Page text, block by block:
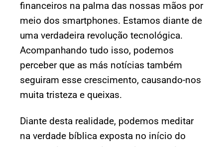
financeiros na palma das nossas mãos por
meio dos smartphones. Estamos diante de
uma verdadeira revolução tecnológica.
Acompanhando tudo isso, podemos
perceber que as más notícias também
seguiram esse crescimento, causando-nos
muita tristeza e queixas.
Diante desta realidade, podemos meditar
na verdade bíblica exposta no início do